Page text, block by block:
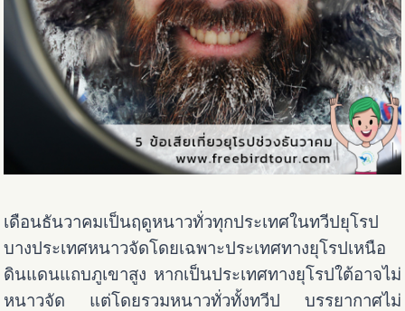
เดือนธันวาคมเป็นฤดูหนาวทั่วทุกประเทศในทวีปยุโรป
บางประเทศหนาวจัดโดยเฉพาะประเทศทางยุโรปเหนือ
ดินแดนแถบภูเขาสูง หากเป็นประเทศทางยุโรปใต้อาจไม่
หนาวจัด แต่โดยรวมหนาวทั่วทั้งทวีป บรรยากาศไม่